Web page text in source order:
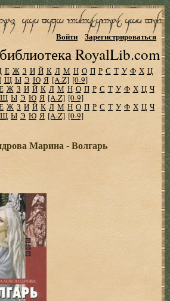
RoyalLib.com
Войти Зарегистрироваться
Е Ж З И Й К Л М Н О П Р С Т У Ф Х Ц
Щ Ы Э Ю Я [A-Z] [0-9]
Ж З И Й К Л М Н О П Р С Т У Ф Х Ц Ч
Щ Ы Э Ю Я [A-Z] [0-9]
Ж З И Й К Л М Н О П Р С Т У Ф Х Ц Ч
Щ Ы Э Ю Я [A-Z] [0-9]
Марина - Волгарь